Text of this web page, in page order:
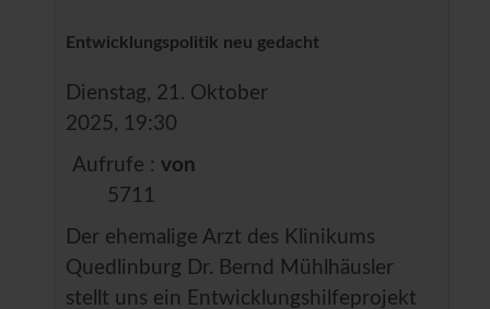
Entwicklungspolitik neu gedacht
Dienstag, 21. Oktober
2025, 19:30
Aufrufe :
5711
von
Der ehemalige Arzt des Klinikums
Quedlinburg Dr. Bernd Mühlhäusler
stellt uns ein Entwicklungshilfeprojekt